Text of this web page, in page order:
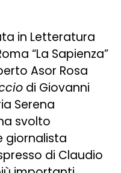
in Letteratura
“La Sapienza”
Asor Rosa
di Giovanni
Serena
svolto
giornalista
di Claudio